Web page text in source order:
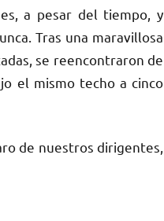
a pesar del tiempo, y
Tras una maravillosa
se reencontraron de
el mismo techo a cinco
de nuestros dirigentes,